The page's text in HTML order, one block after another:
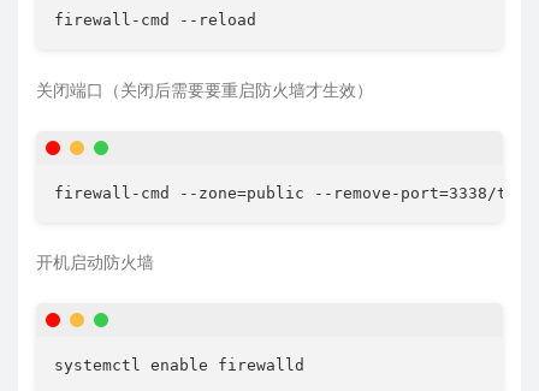
关闭端口（关闭后需要要重启防火墙才生效）
开机启动防火墙